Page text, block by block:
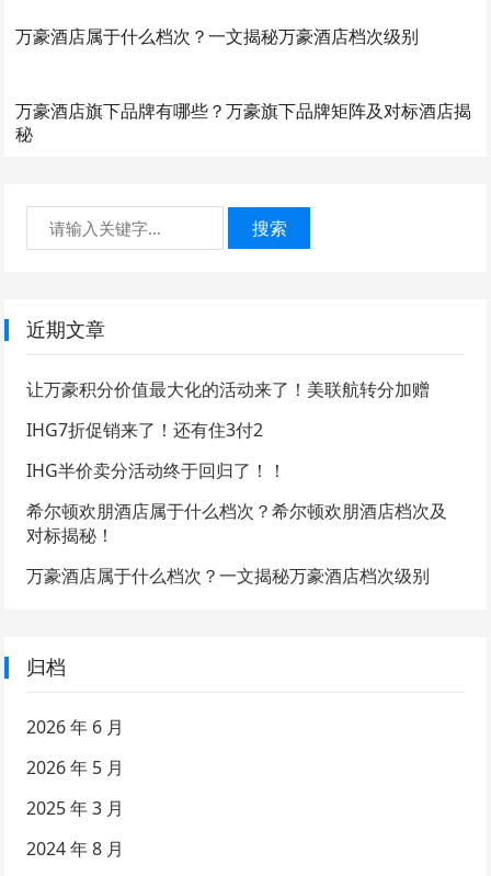
万豪酒店属于什么档次？一文揭秘万豪酒店档次级别
万豪酒店旗下品牌有哪些？万豪旗下品牌矩阵及对标酒店揭
秘
搜索
近期文章
让万豪积分价值最大化的活动来了！美联航转分加赠
IHG7折促销来了！还有住3付2
IHG半价卖分活动终于回归了！！
希尔顿欢朋酒店属于什么档次？希尔顿欢朋酒店档次及
对标揭秘！
万豪酒店属于什么档次？一文揭秘万豪酒店档次级别
归档
2026 年 6 月
2026 年 5 月
2025 年 3 月
2024 年 8 月